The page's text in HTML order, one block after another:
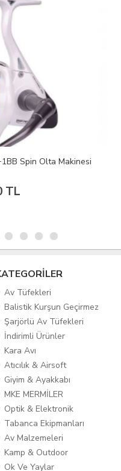
Spin Olta Makinesi
TL
Av Tüfekleri
Balistik Kurşun Geçirmez
Şarjörlü Av Tüfekleri
İndirimli Ürünler
Kara Avı
Atıcılık & Airsoft
Giyim & Ayakkabı
MKE MERMİLER
Optik & Elektronik
Tabanca Ekipmanları
Av Malzemeleri
Kamp & Outdoor
Ok Ve Yaylar